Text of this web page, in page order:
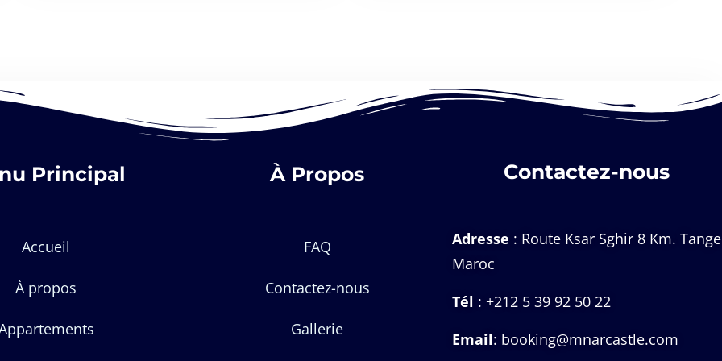
Principal
Accueil
À propos
À Propos
FAQ
Contactez-nous
Gallerie
Contactez-nous
Adresse : Route Ksar Sghir 8 Km.
Maroc
Tél : +212 5 39 92 50 22
Email: booking@mnarcastle.com